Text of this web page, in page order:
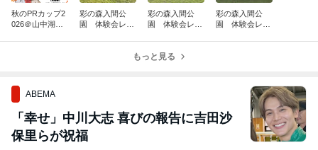
秋のPRカップ2
026＠山中湖
彩の森入間公
園 体験会レ
彩の森入間公
園 体験会レ
彩の森入間公
園 体験会レ
もっと見る
ABEMA
「幸せ」中川大志 喜びの報告に吉田沙
保里らが祝福